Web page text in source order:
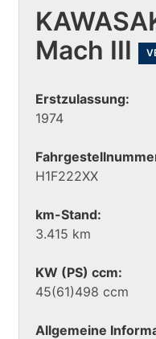
Mach III
Erstzulassung:
1974
H1F222XX
km-Stand:
3.415 km
KW (PS) ccm:
45(61)498 ccm
Allgemeine